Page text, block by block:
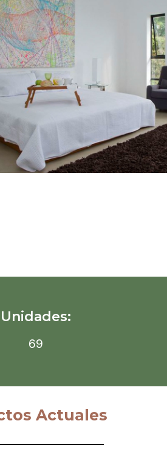
Unidades:
69
Actuales